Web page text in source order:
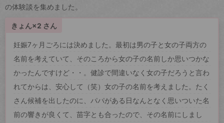
の体験談を集めました。
きょん×2 さん
妊娠7ヶ月ごろには決めました。最初は男の子と女の子両方の
名前を考えていて、そのころから女の子の名前しか思いつかな
かったんですけど・・。健診で間違いなく女の子だろうと言わ
れてからは、安心して（笑）女の子の名前を考えました。たく
さん候補を出したのに、パパがある日なんとなく思いついた名
前の響きが良くて、苗字とも合ったので、その名前にしまし